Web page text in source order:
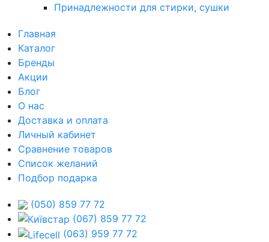
Принадлежности для стирки, сушки
Главная
Каталог
Бренды
Акции
Блог
О нас
Доставка и оплата
Личный кабинет
Сравнение товаров
Список желаний
Подбор подарка
(050) 859 77 72
(067) 859 77 72
(063) 959 77 72